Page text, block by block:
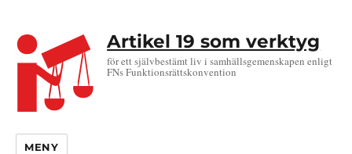
Artikel 19 som verktyg
för ett självbestämt liv i samhällsgemenskapen enligt
FNs Funktionsrättskonvention
MENY